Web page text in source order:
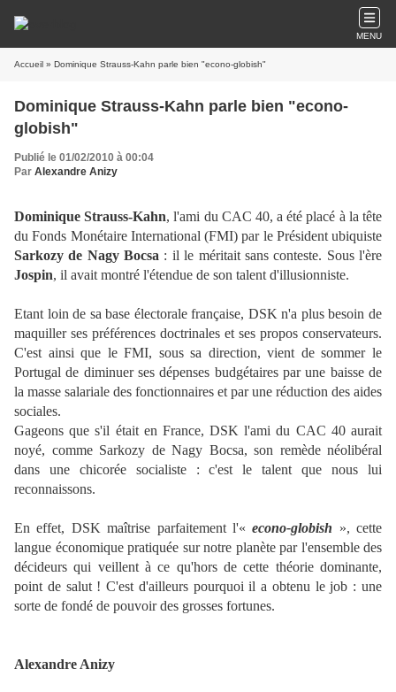
MENU
Accueil » Dominique Strauss-Kahn parle bien "econo-globish"
Dominique Strauss-Kahn parle bien "econo-
globish"
Publié le 01/02/2010 à 00:04
Par Alexandre Anizy
Dominique Strauss-Kahn, l'ami du CAC 40, a été placé à la tête
du Fonds Monétaire International (FMI) par le Président ubiquiste
Sarkozy de Nagy Bocsa : il le méritait sans conteste. Sous l'ère
Jospin, il avait montré l'étendue de son talent d'illusionniste.
Etant loin de sa base électorale française, DSK n'a plus besoin de
maquiller ses préférences doctrinales et ses propos conservateurs.
C'est ainsi que le FMI, sous sa direction, vient de sommer le
Portugal de diminuer ses dépenses budgétaires par une baisse de
la masse salariale des fonctionnaires et par une réduction des aides
sociales.
Gageons que s'il était en France, DSK l'ami du CAC 40 aurait
noyé, comme Sarkozy de Nagy Bocsa, son remède néolibéral
dans une chicorée socialiste : c'est le talent que nous lui
reconnaissons.
En effet, DSK maîtrise parfaitement l'«econo-globish », cette
langue économique pratiquée sur notre planète par l'ensemble des
décideurs qui veillent à ce qu'hors de cette théorie dominante,
point de salut ! C'est d'ailleurs pourquoi il a obtenu le job : une
sorte de fondé de pouvoir des grosses fortunes.
Alexandre Anizy